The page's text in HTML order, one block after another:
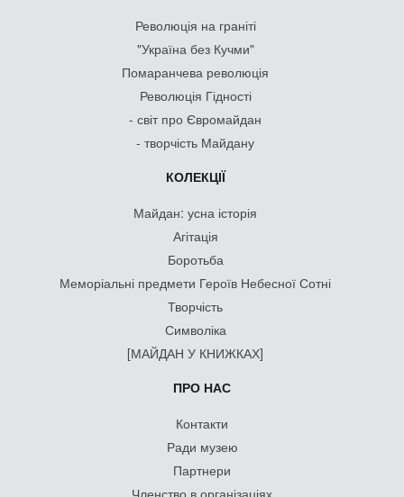
Революція на граніті
"Україна без Кучми"
Помаранчева революція
Революція Гідності
- світ про Євромайдан
- творчість Майдану
КОЛЕКЦІЇ
Майдан: усна історія
Агітація
Боротьба
Меморіальні предмети Героїв Небесної Сотні
Творчість
Символіка
[МАЙДАН У КНИЖКАХ]
ПРО НАС
Контакти
Ради музею
Партнери